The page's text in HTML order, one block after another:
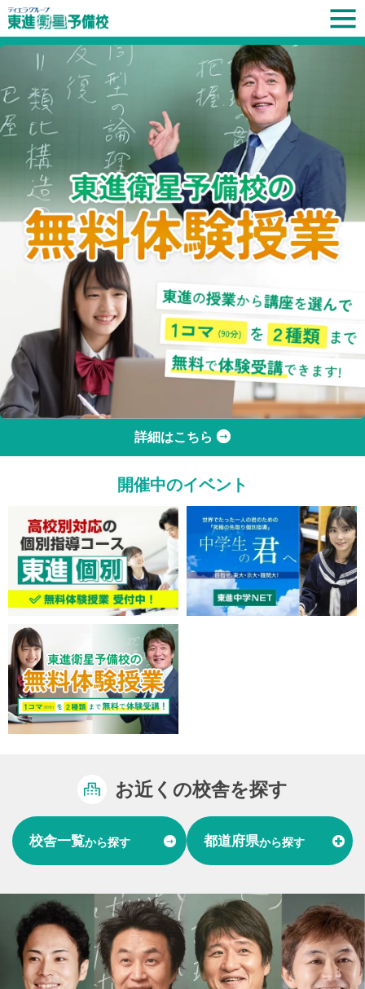
詳細はこちら
開催中のイベント
お近くの校舎を探す
校舎一覧から探す 都道府県から探す
東海 愛知県 岐阜県
関西 大阪府 兵庫県
中国 山口県